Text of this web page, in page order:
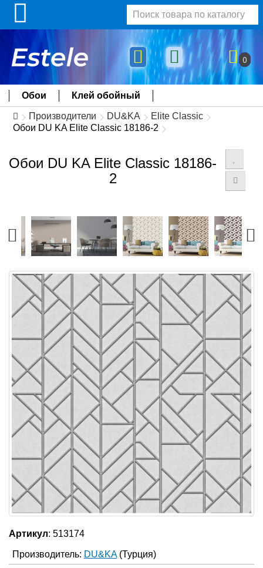
0
Обои Клей обойный
Производители DU&KA
Elite Classic
Обои DU KA Elite Classic 18186-2
Обои DU KA Elite Classic 18186-
2
Артикул: 513174
Производитель: DU&KA (Турция)